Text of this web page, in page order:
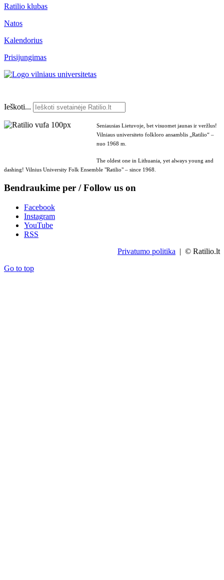
Ratilio klubas
Natos
Kalendorius
Prisijungimas
Ieškoti...
Seniausias Lietuvoje, bet visuomet jaunas ir veržlus!
Vilniaus universiteto folkloro ansamblis „Ratilio“ –
nuo 1968 m.
The oldest one in Lithuania, yet always young and
dashing! Vilnius University Folk Ensemble "Ratilio" – since 1968.
Bendraukime per / Follow us on
Facebook
Instagram
YouTube
RSS
Privatumo politika | © Ratilio.lt
Go to top